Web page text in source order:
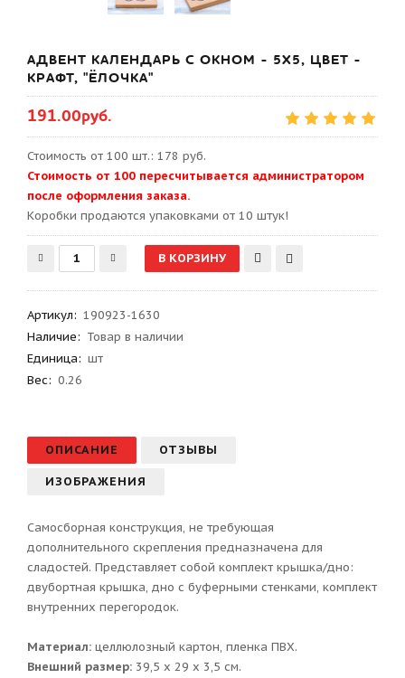
АДВЕНТ КАЛЕНДАРЬ С ОКНОМ - 5Х5, ЦВЕТ -
КРАФТ, "ЁЛОЧКА"
191.00руб.
Стоимость от 100 шт.: 178 руб.
Стоимость от 100 пересчитывается администратором
после оформления заказа.
Kоробки продаются упаковками от 10 штук!
Артикул: 190923-1630
Наличие: Товар в наличии
Единица: шт
Вес: 0.26
ОПИСАНИЕ ОТЗЫВЫ
ИЗОБРАЖЕНИЯ
Самосборная конструкция, не требующая
дополнительного скрепления предназначена для
сладостей. Представляет собой комплект крышка/дно:
двубортная крышка, дно с буферными стенками, комплект
внутренних перегородок.
Материал: целлюлозный картон, пленка ПВХ.
Внешний размер: 39,5 х 29 х 3,5 см.